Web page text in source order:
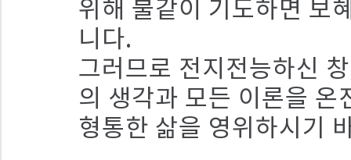
위해 불같이 기도하면 보
니다.
그러므로 전지전능하신
의 생각과 모든 이론을
형통한 삶을 영위하시기